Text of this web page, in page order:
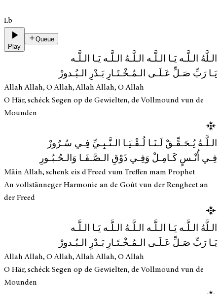
Lb
Play
Queue
الـلَّهُ الـلَّـه يَـا الـلَّـه الـلَّـهُ الـلَّـه يَـا الـلَّـه
يَـا رَبِّ صَـلِّ عَـلَـى الـمُـخْـتَـارِ بَـدْرِ الـبُـدورْ
Allah Allah, O Allah, Allah Allah, O Allah
O Här, schéck Segen op de Gewielten, de Vollmound vun de
Mounden
الـلَّـهُ يُـحَـقِّـقْ لَـنَـا لُـقْـيَـا الـنَّـبِـيِّ فِـي سُـرُورْ
فِـي أُنْـسٍ كَـامِـلْ وَفِـي ذَوْقِ الـصَّـفَـا وَالـحُـبُـورِ
Mäin Allah, schenk eis d'Freed vum Treffen mam Prophet
An vollstänneger Harmonie an de Goût vun der Rengheet an
der Freed
الـلَّهُ الـلَّـه يَـا الـلَّـه الـلَّـهُ الـلَّـه يَـا الـلَّـه
يَـا رَبِّ صَـلِّ عَـلَـى الـمُـخْـتَـارِ بَـدْرِ الـبُـدورْ
Allah Allah, O Allah, Allah Allah, O Allah
O Här, schéck Segen op de Gewielten, de Vollmound vun de
Mounden